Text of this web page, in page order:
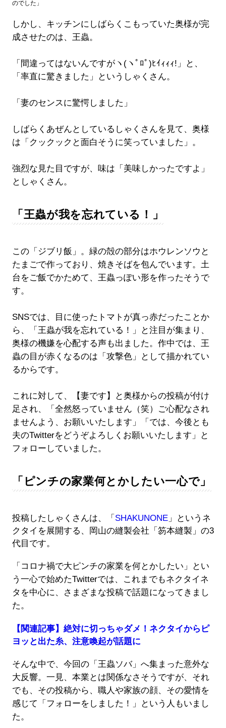
のでした」
しかし、キッチンにしばらくこもっていた奥様が完
成させたのは、王蟲。
「間違ってはないんですがヽ(ヽﾟﾛﾟ)ﾋｲｨｨｨ!」と、
「率直に驚きました」というしゃくさん。
「妻のセンスに驚愕しました」
しばらくあぜんとしているしゃくさんを見て、奥様
は「クックックと面白そうに笑っていました」。
強烈な見た目ですが、味は「美味しかったですよ」
としゃくさん。
「王蟲が我を忘れている！」
この「ジブリ飯」。緑の殻の部分はホウレンソウと
たまごで作っており、焼きそばを包んでいます。土
台をご飯でかためて、王蟲っぽい形を作ったそうで
す。
SNSでは、目に使ったトマトが真っ赤だったことか
ら、「王蟲が我を忘れている！」と注目が集まり、
奥様の機嫌を心配する声も出ました。作中では、王
蟲の目が赤くなるのは「攻撃色」として描かれてい
るからです。
これに対して、【妻です】と奥様からの投稿が付け
足され、「全然怒っていません（笑）ご心配なされ
ませんよう、お願いいたします」「では、今後とも
夫のTwitterをどうぞよろしくお願いいたします」と
フォローしていました。
「ピンチの家業何とかしたい一心で」
投稿したしゃくさんは、「 SHAKUNONE」というネ
クタイを展開する、岡山の縫製会社「笏本縫製」の3
代目です。
「コロナ禍で大ピンチの家業を何とかしたい」とい
う一心で始めたTwitterでは、これまでもネクタイネ
タを中心に、さまざまな投稿で話題になってきまし
た。
【関連記事】絶対に切っちゃダメ！ネクタイからピ
ヨッと出た糸、注意喚起が話題に
そんな中で、今回の「王蟲ソバ」へ集まった意外な
大反響。一見、本業とは関係なさそうですが、それ
でも、その投稿から、職人や家族の顔、その愛情を
感じて「フォローをしました！」という人もいまし
た。